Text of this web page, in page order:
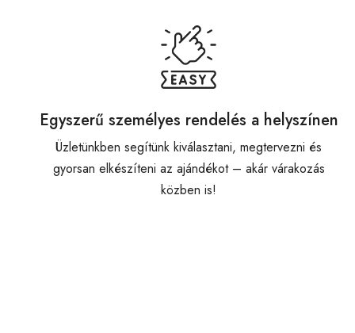
Egyszerű személyes rendelés a helyszínen
Üzletünkben segítünk kiválasztani, megtervezni és
gyorsan elkészíteni az ajándékot – akár várakozás
közben is!